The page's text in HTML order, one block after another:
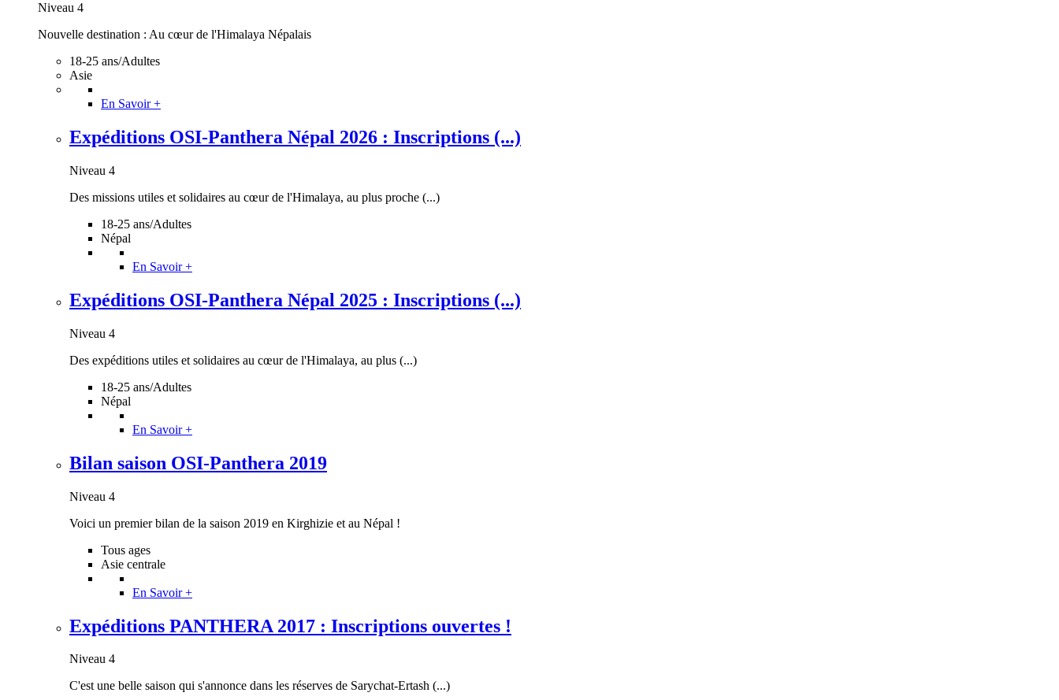
Niveau 4
Nouvelle destination : Au cœur de l'Himalaya Népalais
18-25 ans/Adultes
Asie
En Savoir +
Expéditions OSI-Panthera Népal 2026 : Inscriptions (...)
Niveau 4
Des missions utiles et solidaires au cœur de l'Himalaya, au plus proche (...)
18-25 ans/Adultes
Népal
En Savoir +
Expéditions OSI-Panthera Népal 2025 : Inscriptions (...)
Niveau 4
Des expéditions utiles et solidaires au cœur de l'Himalaya, au plus (...)
18-25 ans/Adultes
Népal
En Savoir +
Bilan saison OSI-Panthera 2019
Niveau 4
Voici un premier bilan de la saison 2019 en Kirghizie et au Népal !
Tous ages
Asie centrale
En Savoir +
Expéditions PANTHERA 2017 : Inscriptions ouvertes !
Niveau 4
C'est une belle saison qui s'annonce dans les réserves de Sarychat-Ertash (...)